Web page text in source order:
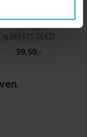
Presentask
ALBREKTS GULD
39,50:-